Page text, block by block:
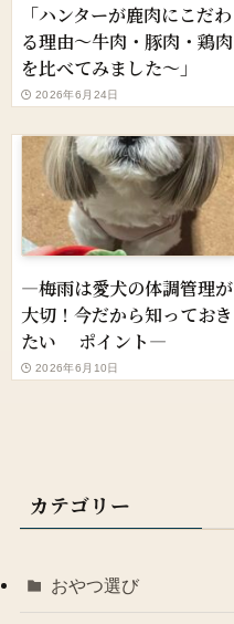
「ハンターが鹿肉にこだわ
る理由～牛肉・豚肉・鶏肉
を比べてみました～」
2026年6月24日
—梅雨は愛犬の体調管理が
大切！今だから知っておき
たい ポイント—
2026年6月10日
カテゴリー
おやつ選び